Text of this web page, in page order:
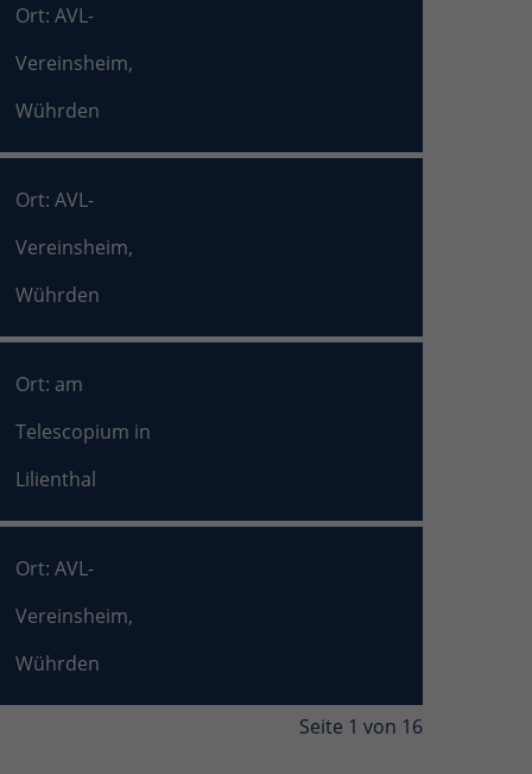
Ort: AVL-
Vereinsheim,
Wührden
Ort: AVL-
Vereinsheim,
Wührden
Ort: am
Telescopium in
Lilienthal
Ort: AVL-
Vereinsheim,
Wührden
Seite 1 von 16